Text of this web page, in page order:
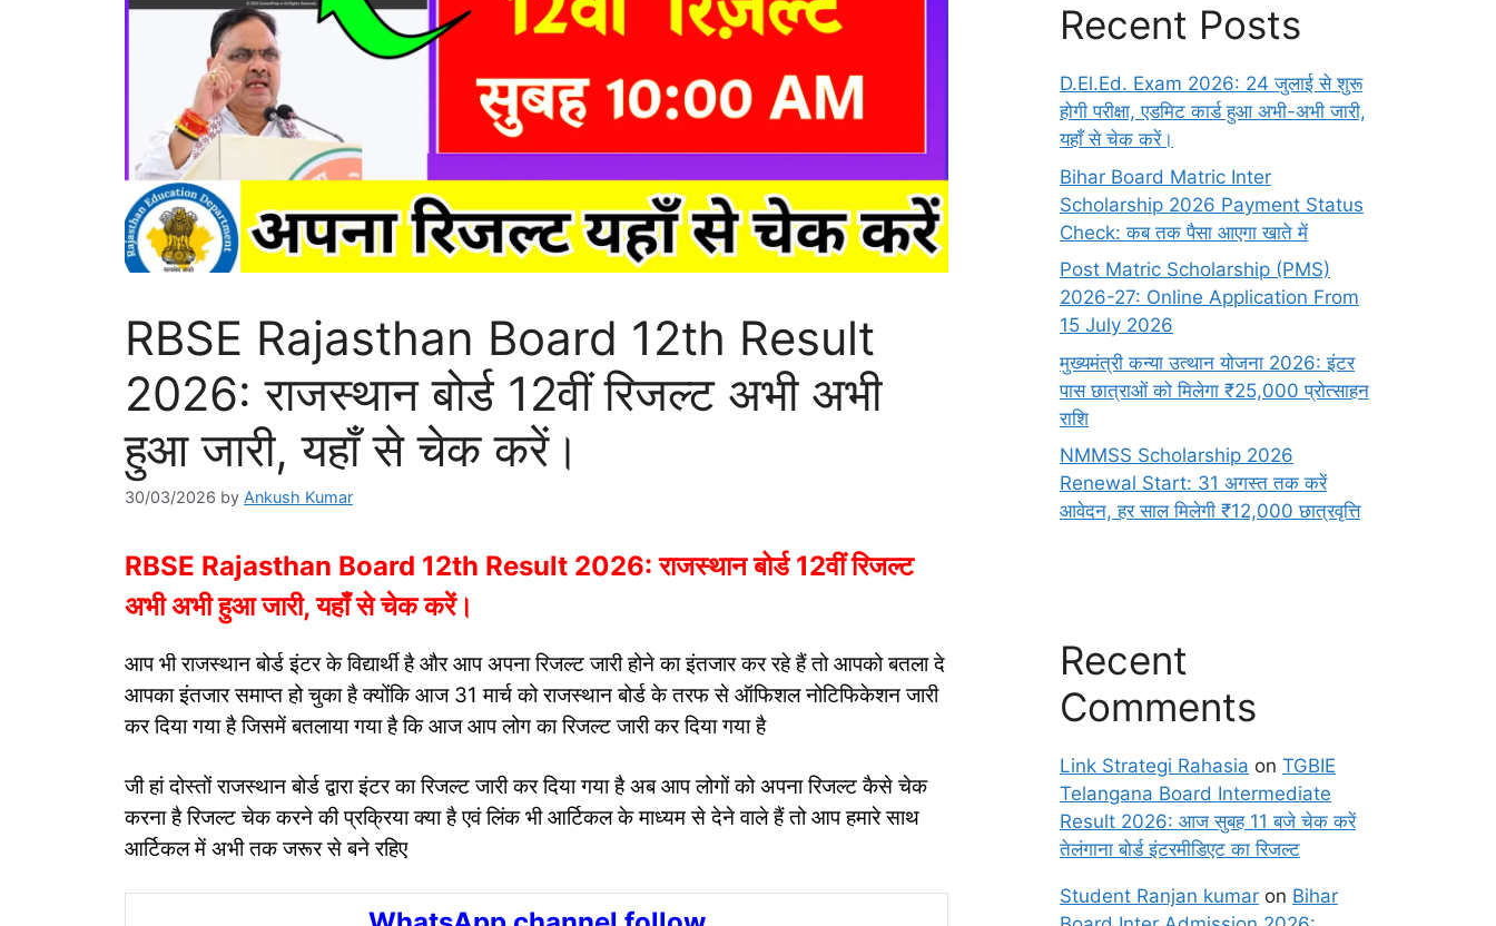
RBSE Rajasthan Board 12th Result
2026: राजस्थान बोर्ड 12वीं रिजल्ट अभी अभी
हुआ जारी, यहाँ से चेक करें।
30/03/2026 by Ankush Kumar
RBSE Rajasthan Board 12th Result 2026: राजस्थान बोर्ड 12वीं रिजल्ट
अभी अभी हुआ जारी, यहाँ से चेक करें।
आप भी राजस्थान बोर्ड इंटर के विद्यार्थी है और आप अपना रिजल्ट जारी होने का इंतजार कर रहे हैं तो आपको बतला दे
आपका इंतजार समाप्त हो चुका है क्योंकि आज 31 मार्च को राजस्थान बोर्ड के तरफ से ऑफिशल नोटिफिकेशन जारी
कर दिया गया है जिसमें बतलाया गया है कि आज आप लोग का रिजल्ट जारी कर दिया गया है
जी हां दोस्तों राजस्थान बोर्ड द्वारा इंटर का रिजल्ट जारी कर दिया गया है अब आप लोगों को अपना रिजल्ट कैसे चेक
करना है रिजल्ट चेक करने की प्रक्रिया क्या है एवं लिंक भी आर्टिकल के माध्यम से देने वाले हैं तो आप हमारे साथ
आर्टिकल में अभी तक जरूर से बने रहिए
Recent Posts
D.El.Ed. Exam 2026: 24 जुलाई से शुरू
होगी परीक्षा, एडमिट कार्ड हुआ अभी-अभी जारी,
यहाँ से चेक करें।
Bihar Board Matric Inter
Scholarship 2026 Payment Status
Check: कब तक पैसा आएगा खाते में
Post Matric Scholarship (PMS)
2026-27: Online Application From
15 July 2026
मुख्यमंत्री कन्या उत्थान योजना 2026: इंटर
पास छात्राओं को मिलेगा ₹25,000 प्रोत्साहन
राशि
NMMSS Scholarship 2026
Renewal Start: 31 अगस्त तक करें
आवेदन, हर साल मिलेगी ₹12,000 छात्रवृत्ति
Recent
Comments
Link Strategi Rahasia on TGBIE
Telangana Board Intermediate
Result 2026: आज सुबह 11 बजे चेक करें
तेलंगाना बोर्ड इंटरमीडिएट का रिजल्ट
Student Ranjan kumar on Bihar